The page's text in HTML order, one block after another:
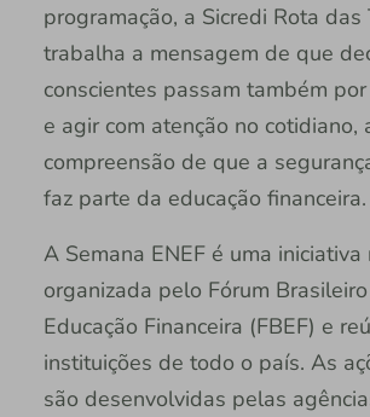
programação, a Sicredi Rota das
trabalha a mensagem de que
conscientes passam também
e agir com atenção no cotidiano,
compreensão de que a
faz parte da educação financeira.
A Semana ENEF é uma iniciativa
organizada pelo Fórum
Educação Financeira (FBEF) e
instituições de todo o país. As
são desenvolvidas pelas